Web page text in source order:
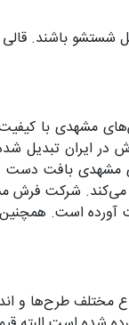
باشند. قالی
در ایران است. این شرکت در سال ۱۳۴۹ با هدف
در ایران
مشهدی بافت
شرکت فرش
آورده است.
طرح‌ها و